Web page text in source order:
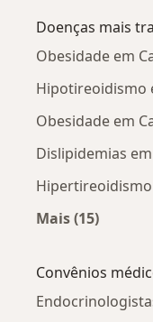
Doenças mais
Obesidade em
Hipotireoidismo
Obesidade em
Dislipidemias
Mais (15)
Convênios